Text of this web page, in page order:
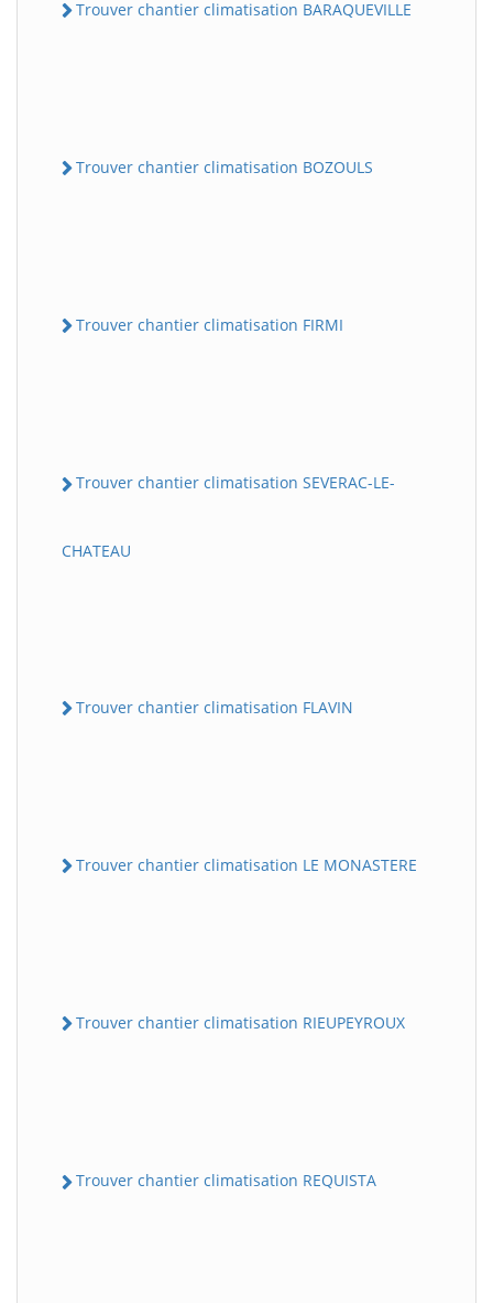
Trouver chantier climatisation BARAQUEVILLE
Trouver chantier climatisation BOZOULS
Trouver chantier climatisation FIRMI
Trouver chantier climatisation SEVERAC-LE-
CHATEAU
Trouver chantier climatisation FLAVIN
Trouver chantier climatisation LE MONASTERE
Trouver chantier climatisation RIEUPEYROUX
Trouver chantier climatisation REQUISTA